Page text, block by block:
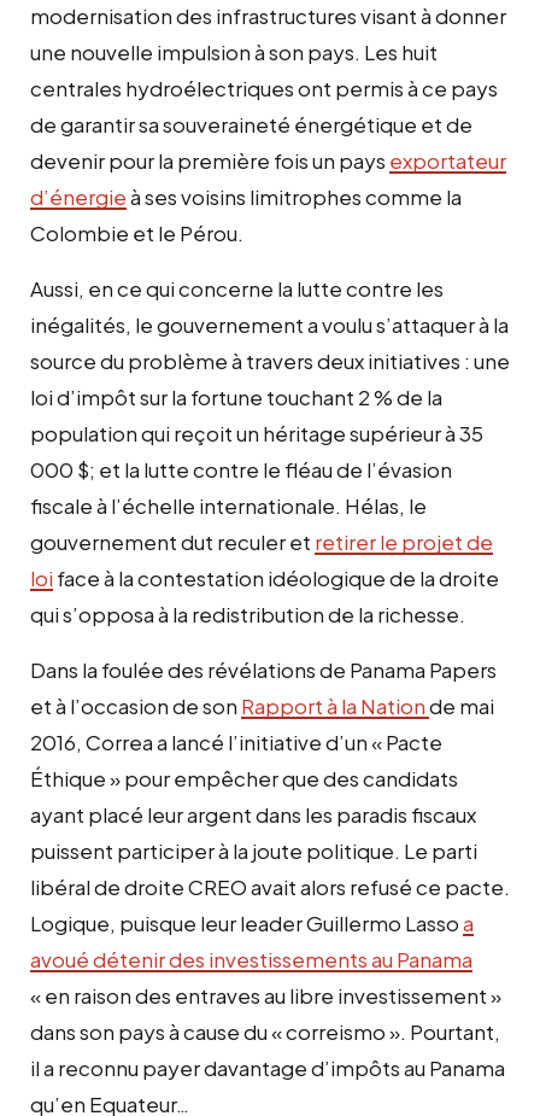
modernisation des infrastructures visant à donner
une nouvelle impulsion à son pays. Les huit
centrales hydroélectriques ont permis à ce pays
de garantir sa souveraineté énergétique et de
devenir pour la première fois un pays exportateur
d’énergieà ses voisins limitrophes comme la
Colombie et le Pérou.
Aussi, en ce qui concerne la lutte contre les
inégalités, le gouvernement a voulu s’attaquer à la
source du problème à travers deux initiatives : une
loi d’impôt sur la fortune touchant 2 % de la
population qui reçoit un héritage supérieur à 35
000 $; et la lutte contre le fléau de l’évasion
fiscale à l’échelle internationale. Hélas, le
gouvernement dut reculer et retirer le projet de
loi face à la contestation idéologique de la droite
qui s’opposa à la redistribution de la richesse.
Dans la foulée des révélations de Panama Papers
et à l’occasion de son Rapport à la Nationde mai
2016, Correa a lancé l’initiative d’un « Pacte
Éthique » pour empêcher que des candidats
ayant placé leur argent dans les paradis fiscaux
puissent participer à la joute politique. Le parti
libéral de droite CREO avait alors refusé ce pacte.
Logique, puisque leur leader Guillermo Lassoa
avoué détenir des investissements au Panama
« en raison des entraves au libre investissement »
dans son pays à cause du « correismo ». Pourtant,
il a reconnu payer davantage d’impôts au Panama
qu’en Equateur…